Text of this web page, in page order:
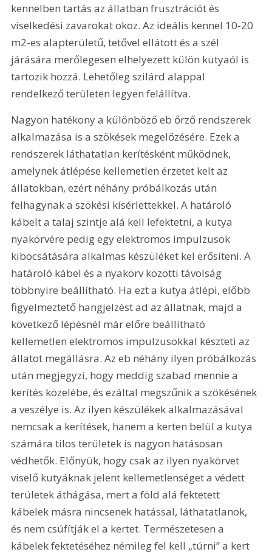
kennelben tartás az állatban frusztrációt és
viselkedési zavarokat okoz. Az ideális kennel 10-20
m2-es alapterületű, tetővel ellátott és a szél
járására merőlegesen elhelyezett külön kutyaól is
tartozik hozzá. Lehetőleg szilárd alappal
rendelkező területen legyen felállítva.
Nagyon hatékony a különböző eb őrző rendszerek
alkalmazása is a szökések megelőzésére. Ezek a
rendszerek láthatatlan kerítésként működnek,
amelynek átlépése kellemetlen érzetet kelt az
állatokban, ezért néhány próbálkozás után
felhagynak a szökési kísérlettekkel. A határoló
kábelt a talaj szintje alá kell lefektetni, a kutya
nyakörvére pedig egy elektromos impulzusok
kibocsátására alkalmas készüléket kel erősíteni. A
határoló kábel és a nyakörv közötti távolság
többnyire beállítható. Ha ezt a kutya átlépi, előbb
figyelmeztető hangjelzést ad az állatnak, majd a
következő lépésnél már előre beállítható
kellemetlen elektromos impulzusokkal készteti az
állatot megállásra. Az eb néhány ilyen próbálkozás
után megjegyzi, hogy meddig szabad mennie a
kerítés közelébe, és ezáltal megszűnik a szökésének
a veszélye is. Az ilyen készülékek alkalmazásával
nemcsak a kerítések, hanem a kerten belül a kutya
számára tilos területek is nagyon hatásosan
védhetők. Előnyük, hogy csak az ilyen nyakörvet
viselő kutyáknak jelent kellemetlenséget a védett
területek áthágása, mert a föld alá fektetett
kábelek másra nincsenek hatással, láthatatlanok,
és nem csúfítják el a kertet. Természetesen a
kábelek fektetéséhez némileg fel kell „túrni” a kert